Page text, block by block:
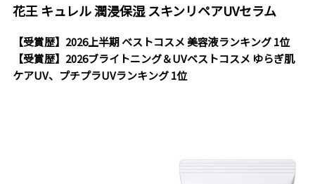
花王 キュレル 潤浸保湿 スキンリペアUVセラム
【受賞歴】2026上半期 ベストコスメ 美容液ランキング 1位
【受賞歴】2026ブライトニング＆UVベストコスメ ゆらぎ肌
ケアUV、プチプラUVランキング 1位